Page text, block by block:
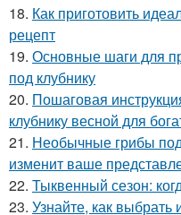
18. Как приготовить
рецепт
19. Основные шаги для
под клубнику
20. Пошаговая
клубнику весной для
21. Необычные грибы
изменит ваше
22. Тыквенный сезон:
23. Узнайте, как